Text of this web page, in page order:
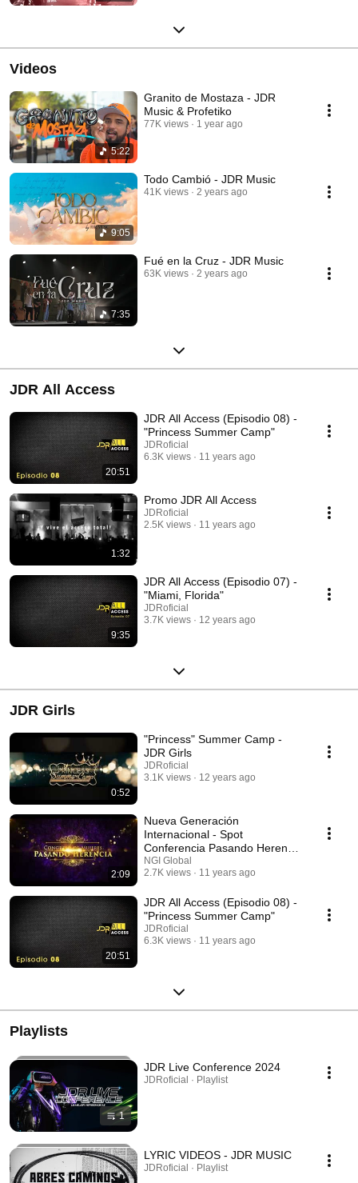
Videos
5:22
Granito de Mostaza - JDR
Music & Profetiko
77K views 1 year ago
9:05
Todo Cambió - JDR Music
41K views 2 years ago
7:35
Fué en la Cruz - JDR Music
63K views 2 years ago
JDR All Access
20:51
JDR All Access (Episodio 08) -
"Princess Summer Camp"
JDRoficial
6.3K views
11 years ago
1:32
Promo JDR All Access
JDRoficial
2.5K views
11 years ago
9:35
JDR All Access (Episodio 07) -
"Miami, Florida"
JDRoficial
3.7K views
12 years ago
JDR Girls
0:52
"Princess" Summer Camp -
JDR Girls
JDRoficial
3.1K views
12 years ago
2:09
Nueva Generación
Internacional - Spot
Conferencia Pasando Herencia
- Mérida, Yucatán
NGI Global
2.7K views
11 years ago
20:51
JDR All Access (Episodio 08) -
"Princess Summer Camp"
JDRoficial
6.3K views
11 years ago
Playlists
1
JDR Live Conference 2024
JDRoficial · Playlist
LYRIC VIDEOS - JDR MUSIC
JDRoficial · Playlist